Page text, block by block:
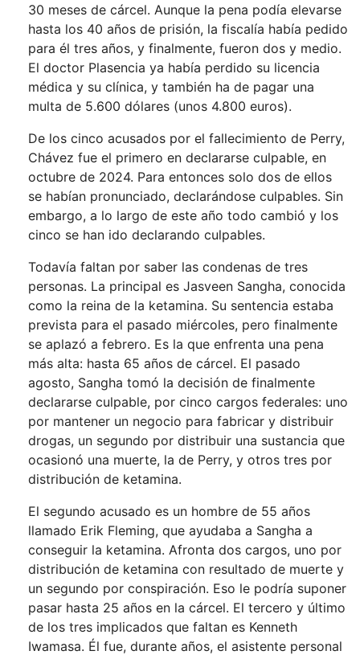
30 meses de cárcel. Aunque la pena podía elevarse
hasta los 40 años de prisión, la fiscalía había pedido
para él tres años, y finalmente, fueron dos y medio.
El doctor Plasencia ya había perdido su licencia
médica y su clínica, y también ha de pagar una
multa de 5.600 dólares (unos 4.800 euros).
De los cinco acusados por el fallecimiento de Perry,
Chávez fue el primero en declararse culpable, en
octubre de 2024. Para entonces solo dos de ellos
se habían pronunciado, declarándose culpables. Sin
embargo, a lo largo de este año todo cambió y los
cinco se han ido declarando culpables.
Todavía faltan por saber las condenas de tres
personas. La principal es Jasveen Sangha, conocida
como la reina de la ketamina. Su sentencia estaba
prevista para el pasado miércoles, pero finalmente
se aplazó a febrero. Es la que enfrenta una pena
más alta: hasta 65 años de cárcel. El pasado
agosto, Sangha tomó la decisión de finalmente
declararse culpable, por cinco cargos federales: uno
por mantener un negocio para fabricar y distribuir
drogas, un segundo por distribuir una sustancia que
ocasionó una muerte, la de Perry, y otros tres por
distribución de ketamina.
El segundo acusado es un hombre de 55 años
llamado Erik Fleming, que ayudaba a Sangha a
conseguir la ketamina. Afronta dos cargos, uno por
distribución de ketamina con resultado de muerte y
un segundo por conspiración. Eso le podría suponer
pasar hasta 25 años en la cárcel. El tercero y último
de los tres implicados que faltan es Kenneth
Iwamasa. Él fue, durante años, el asistente personal